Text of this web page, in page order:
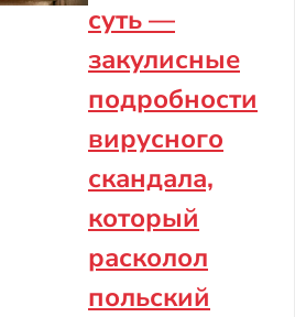
суть —
закулисные
подробности
вирусного
скандала,
который
расколол
польский